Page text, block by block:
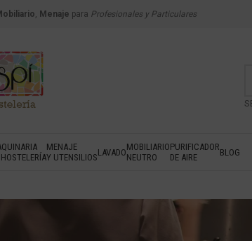
, Menaje para Profesionales y Particulares
HOSTELERÍA
MENAJE
Y UTENSILIOSLAVADOMOBILIARIO
NEUTRO
PURIFICADOR
DE AIRE
BLOG